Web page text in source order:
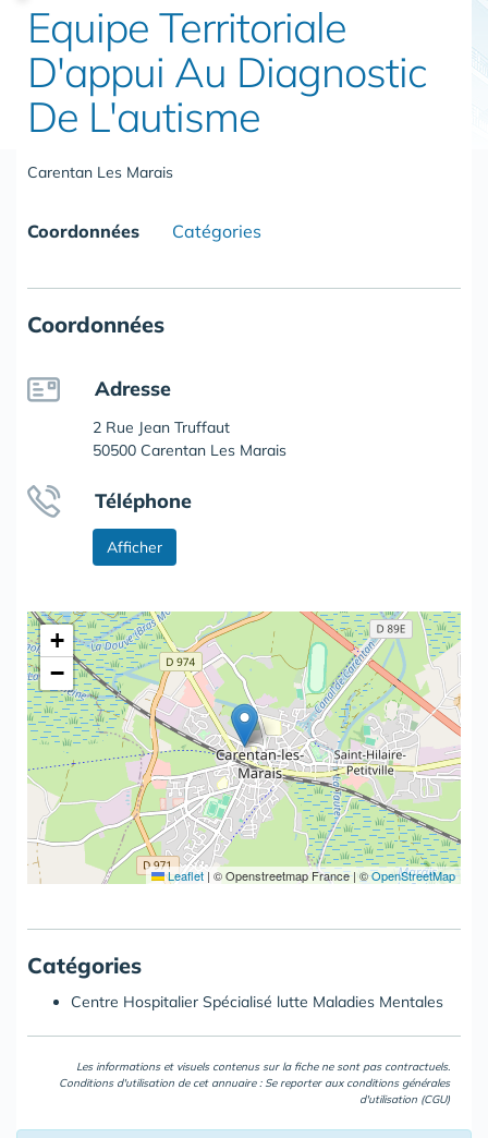
Equipe Territoriale
D'appui Au Diagnostic
De L'autisme
Carentan Les Marais
Coordonnées Catégories
Coordonnées
Adresse
2 Rue Jean Truffaut
50500 Carentan Les Marais
Téléphone
Afficher
+
−
Leaflet | © Openstreetmap France | ©OpenStreetMap
Catégories
Centre Hospitalier Spécialisé lutte Maladies Mentales
Les informations et visuels contenus sur la fiche ne sont pas contractuels.
Conditions d'utilisation de cet annuaire : Se reporter aux conditions générales
d'utilisation (CGU)